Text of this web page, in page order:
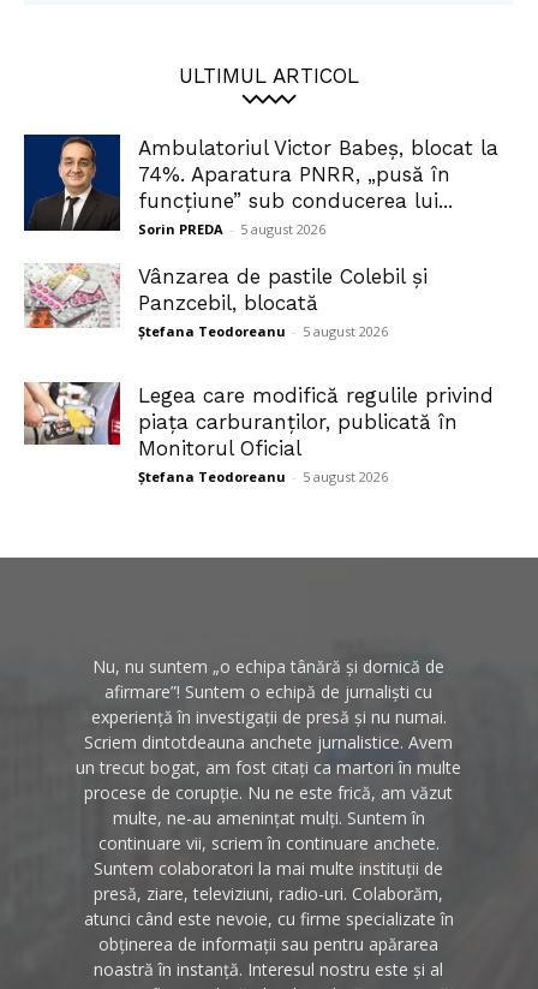
ULTIMUL ARTICOL
Ambulatoriul Victor Babeș, blocat la
74%. Aparatura PNRR, „pusă în
funcțiune” sub conducerea lui...
Sorin PREDA - 5 august 2026
Vânzarea de pastile Colebil și
Panzcebil, blocată
Ștefana Teodoreanu - 5 august 2026
Legea care modifică regulile privind
piața carburanților, publicată în
Monitorul Oficial
Ștefana Teodoreanu - 5 august 2026
Nu, nu suntem „o echipa tânără și dornică de
afirmare”! Suntem o echipă de jurnaliști cu
experiență în investigații de presă și nu numai.
Scriem dintotdeauna anchete jurnalistice. Avem
un trecut bogat, am fost citați ca martori în multe
procese de corupție. Nu ne este frică, am văzut
multe, ne-au amenințat mulți. Suntem în
continuare vii, scriem în continuare anchete.
Suntem colaboratori la mai multe instituții de
presă, ziare, televiziuni, radio-uri. Colaborăm,
atunci când este nevoie, cu firme specializate în
obținerea de informații sau pentru apărarea
noastră în instanță. Interesul nostru este și al